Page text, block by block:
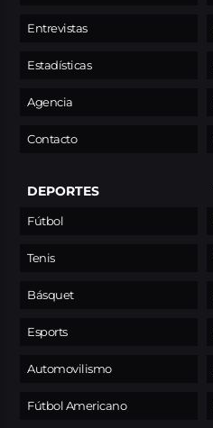
Entrevistas
Estadísticas
Agencia
Contacto
DEPORTES
Fútbol
Tenis
Básquet
Esports
Automovilismo
Fútbol Americano